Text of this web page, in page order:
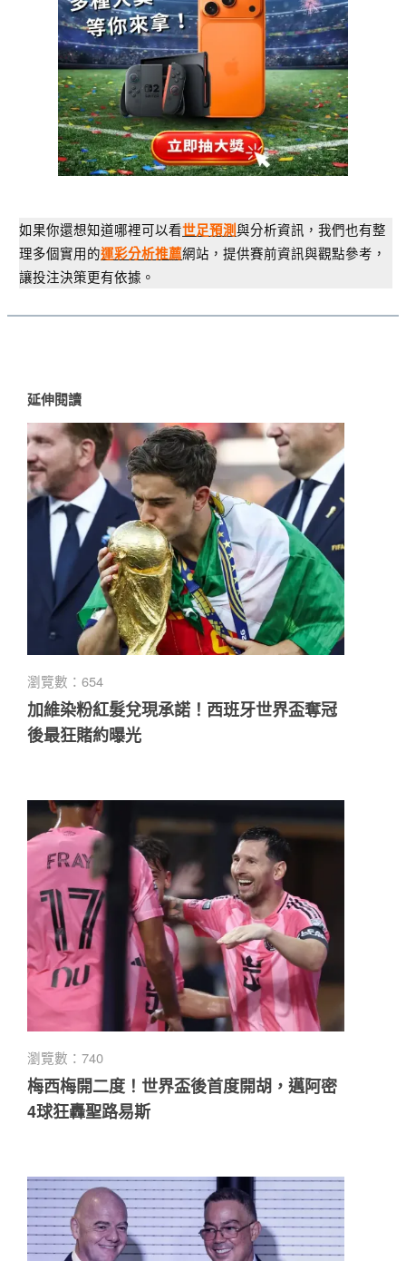
如果你還想知道哪裡可以看世足預測與分析資訊，我們也有整
理多個實用的運彩分析推薦網站，提供賽前資訊與觀點參考，
讓投注決策更有依據。
延伸閱讀
瀏覽數：654
加維染粉紅髮兌現承諾！西班牙世界盃奪冠
後最狂賭約曝光
瀏覽數：740
梅西梅開二度！世界盃後首度開胡，邁阿密
4球狂轟聖路易斯